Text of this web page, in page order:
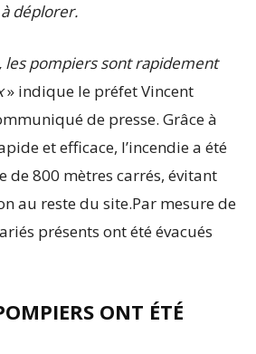
déplorer.
les pompiers sont rapidement
» indique le préfet Vincent
de presse. Grâce à
et efficace, l’incendie a été
de 800 mètres carrés, évitant
au reste du site.Par mesure de
présents ont été évacués
ONT ÉTÉ